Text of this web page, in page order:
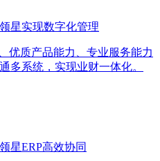
星实现数字化管理
优质产品能力、专业服务能力
多系统，实现业财一体化。
星ERP高效协同